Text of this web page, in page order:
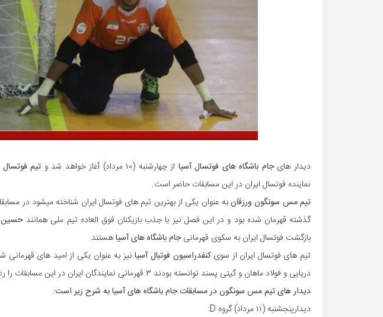
دیدار هایجام باشگاه های فوتسال آسیا از چهارشنبه (۱۰ مرداد) آغاز خواهد شد و تیم
نماینده فوتسال ایران در این مسابقات حاضر است.
تیم مس سونگون ورزقانبه عنوان یکی از بهترین تیم های فوتسال ایران شناخته میشود در
گذشته قهرمان شده بود و در این فصل نیز با جذب بازیکنان فوق العاده تیم ملی همانندحسین
بازگشت فوتسال ایران به سکوی قهرمانیجام باشگاه های آسیاهستند.
تیم های فوتسال ایران از سویکنفدراسیون فوتبال آسیانیز به عنوان یکی از امید های
دریایی و فولاد ماهان و گیتی پسند توانسته بودند ۳ قهرمانی نمایندگان ایران در این مسابقات را رغم بزنند.
دیدار های تیم مس سونگون در مسابقات جام باشگاه های آسیا به شرح زیر است:
دیدار‌پنجشنبه (۱۱ مرداد) گروه D: